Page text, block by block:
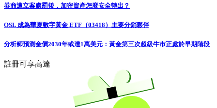
券商遭立案處罰後，加密資產怎麼安全轉出？
OSL 成為華夏數字黃金 ETF（03418）主要分銷夥伴
分析師預測金價2030年或達1萬美元：黃金第三次超級牛市正處於早期階段
註冊可享高達